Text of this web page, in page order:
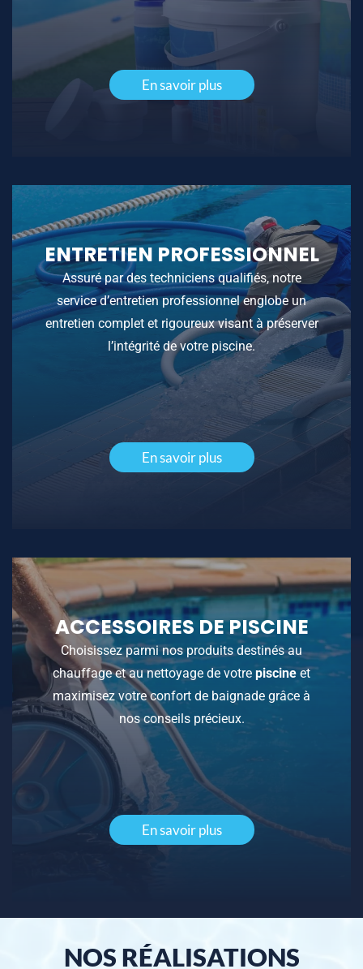
En savoir plus
ENTRETIEN PROFESSIONNEL
Assuré par des techniciens qualifiés, notre
service d’entretien professionnel englobe un
entretien complet et rigoureux visant à préserver
l’intégrité de votre piscine.
En savoir plus
ACCESSOIRES DE PISCINE
Choisissez parmi nos produits destinés au
chauffage et au nettoyage de votre piscineet
maximisez votre confort de baignade grâce à
nos conseils précieux.
En savoir plus
NOS RÉALISATIONS